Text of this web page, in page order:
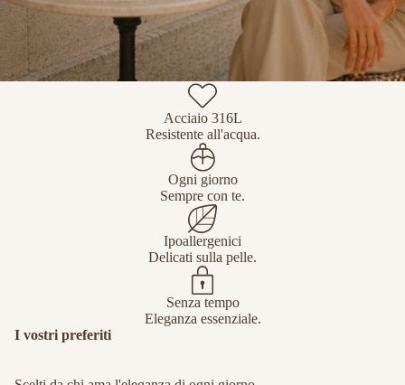
Acciaio 316L
Resistente all'acqua.
Ogni giorno
Sempre con te.
Ipoallergenici
Delicati sulla pelle.
Senza tempo
Eleganza essenziale.
I vostri preferiti